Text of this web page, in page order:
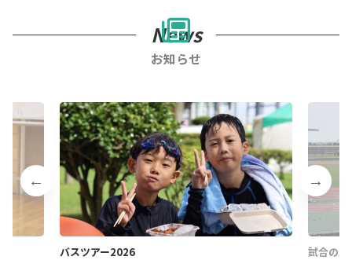
News
お知らせ
バスツアー2026 試合の応